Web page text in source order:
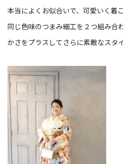
本当によくお似合いで、可愛いく着
同じ色味のつまみ細工を２つ組み合
かさをプラスしてさらに素敵なスタ